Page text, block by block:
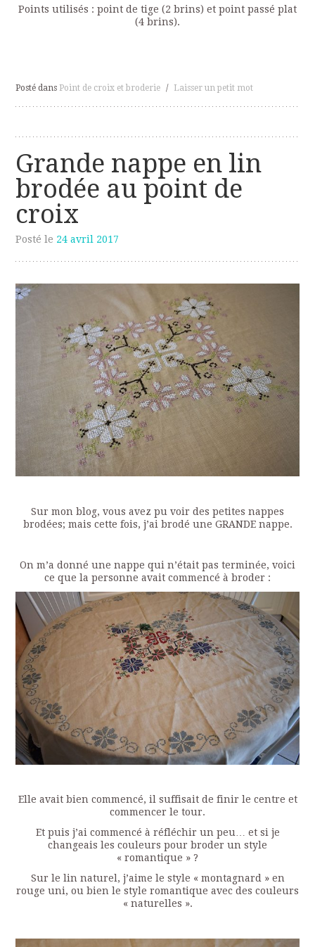
Points utilisés : point de tige (2 brins) et point passé plat
(4 brins).
Posté dans Point de croix et broderie / Laisser un petit mot
Grande nappe en lin
brodée au point de
croix
Posté le 24 avril 2017
Sur mon blog, vous avez pu voir des petites nappes
brodées; mais cette fois, j’ai brodé une GRANDE nappe.
On m’a donné une nappe qui n’était pas terminée, voici
ce que la personne avait commencé à broder :
Elle avait bien commencé, il suffisait de finir le centre et
commencer le tour.
Et puis j’ai commencé à réfléchir un peu… et si je
changeais les couleurs pour broder un style
« romantique » ?
Sur le lin naturel, j’aime le style « montagnard » en
rouge uni, ou bien le style romantique avec des couleurs
« naturelles ».